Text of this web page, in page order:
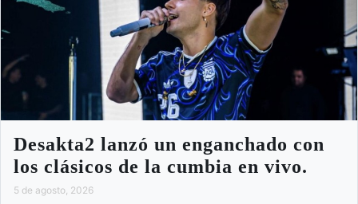
Desakta2 lanzó un enganchado con
los clásicos de la cumbia en vivo.
5 de agosto, 2026